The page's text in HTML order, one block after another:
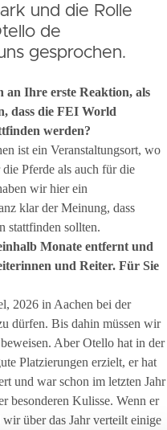
und die Rolle
de
gesprochen.
an Ihre erste Reaktion, als
dass die FEI World
werden?
ist ein Veranstaltungsort, wo
Pferde als auch für die
wir hier ein
klar der Meinung, dass
stattfinden sollten.
Monate entfernt und
und Reiter. Für Sie
2026 in Aachen bei der
dürfen. Bis dahin müssen wir
Aber Otello hat in der
Platzierungen erzielt, er hat
und war schon im letzten Jahr
besonderen Kulisse. Wenn er
über das Jahr verteilt einige